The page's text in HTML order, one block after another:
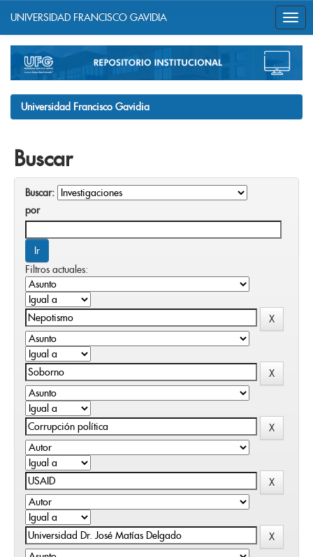
navigation
UNIVERSIDAD FRANCISCO GAVIDIA
Universidad Francisco Gavidia
Buscar
Buscar:
por
Filtros actuales: